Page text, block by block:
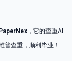
，它的查重AI
普查重，顺利毕业！